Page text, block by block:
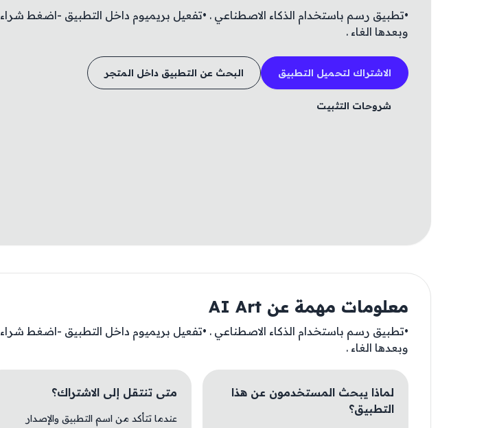
•تطبيق رسم باستخدام الذكاء الاصطناعي . •تفعيل بريميوم داخل التطبيق -اضغط شراء
وبعدها الغاء .
الاشتراك لتحميل التطبيق البحث عن التطبيق داخل المتجر
شروحات التثبيت
معلومات مهمة عن AI Art
•تطبيق رسم باستخدام الذكاء الاصطناعي . •تفعيل بريميوم داخل التطبيق -اضغط شراء
وبعدها الغاء .
لماذا يبحث المستخدمون عن هذا
التطبيق؟
متى تنتقل إلى الاشتراك؟
عندما تتأكد من اسم التطبيق والإصدار